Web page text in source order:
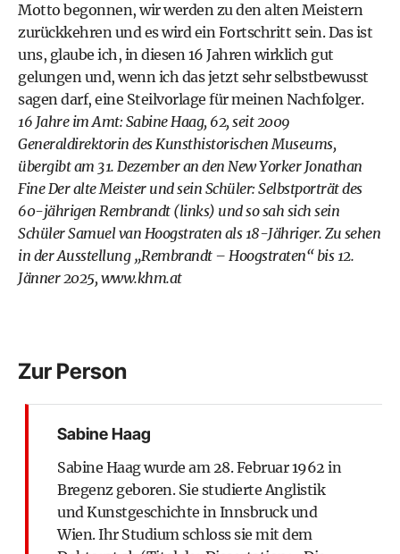
Motto begonnen, wir werden zu den alten Meistern
zurückkehren und es wird ein Fortschritt sein. Das ist
uns, glaube ich, in diesen 16 Jahren wirklich gut
gelungen und, wenn ich das jetzt sehr selbstbewusst
sagen darf, eine Steilvorlage für meinen Nachfolger.
16 Jahre im Amt: Sabine Haag, 62, seit 2009
Generaldirektorin des Kunsthistorischen Museums,
übergibt am 31. Dezember an den New Yorker Jonathan
Fine Der alte Meister und sein Schüler: Selbstporträt des
60-jährigen Rembrandt (links) und so sah sich sein
Schüler Samuel van Hoogstraten als 18-Jähriger. Zu sehen
in der Ausstellung „Rembrandt – Hoogstraten“ bis 12.
Jänner 2025,www.khm.at
Zur Person
Sabine Haag
Sabine Haag wurde am 28. Februar 1962 in
Bregenz geboren. Sie studierte Anglistik
und Kunstgeschichte in Innsbruck und
Wien. Ihr Studium schloss sie mit dem